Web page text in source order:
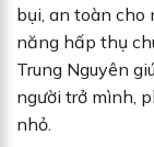
bụi, an toàn cho
năng hấp thụ
Trung Nguyên
người trở mình,
nhỏ.